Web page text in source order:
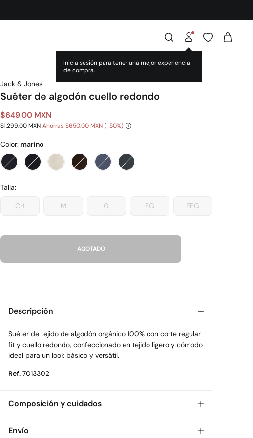
Inicia sesión para tener una mejor experiencia
de compra.
Jack & Jones
Suéter de algodón cuello redondo
$649.00 MXN
$1,299.00 MXN Ahorras $650.00 MXN 50
Color: marino
Talla:
CH M G EG EEG
AGOTADO
Descripción
Suéter de tejido de algodón orgánico 100% con corte regular
fit y cuello redondo, confeccionado en tejido ligero y cómodo
ideal para un look básico y versátil.
Ref. 7013302
Composición y cuidados
Composición
Envío